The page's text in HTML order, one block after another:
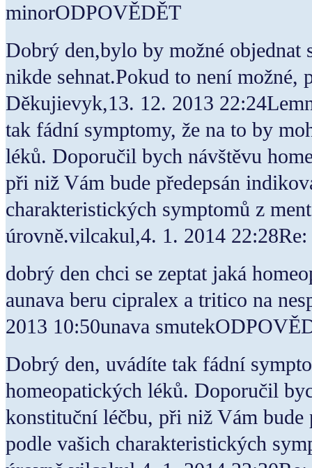
minorODPOVĚDĚT
Dobrý den,bylo by možné objednat
nikde sehnat.Pokud to není možné,
Děkujievyk,13. 12. 2013
tak fádní symptomy, že na to by
léků. Doporučil bych návštěvu
při niž Vám bude předepsán
charakteristických symptomů z
úrovně.vilcakul,4. 1. 2014
dobrý den chci se zeptat jaká
aunava beru cipralex a tritico na
2013 10:50unava
Dobrý den, uvádíte tak fádní
homeopatických léků. Doporučil
konstituční léčbu, při niž Vám
podle vašich charakteristických